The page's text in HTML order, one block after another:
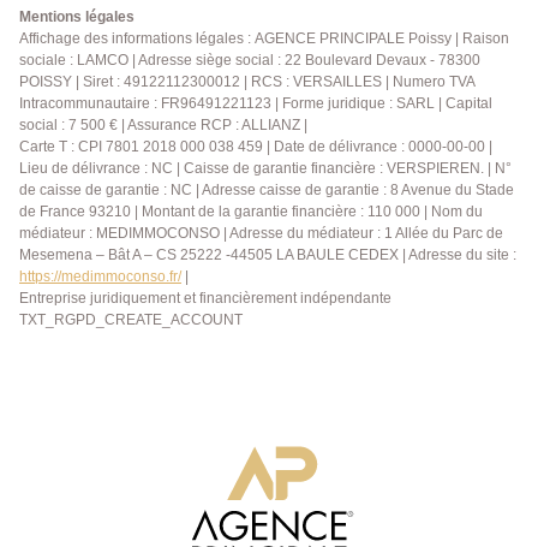
froide et chaude, chauffage et entretien parties
communes). Dépôt de garantie 2476.00€ Honoraires
Agence 786.00€ (visites, étude du dossier, rédaction
du bail et état des lieux). AGENCE PRINCIPALE :
01.30.06.69.69
Mentions légales
Affichage des informations légales : AGENCE PRINCIPALE Poissy | Raison
sociale : LAMCO | Adresse siège social : 22 Boulevard Devaux - 78300
POISSY | Siret : 49122112300012 | RCS : VERSAILLES | Numero TVA
Intracommunautaire : FR96491221123 | Forme juridique : SARL | Capital
social : 7 500 € | Assurance RCP : ALLIANZ |
Carte T : CPI 7801 2018 000 038 459 | Date de délivrance : 0000-00-00 |
Lieu de délivrance : NC | Caisse de garantie financière : VERSPIEREN. | N°
de caisse de garantie : NC | Adresse caisse de garantie : 8 Avenue du Stade
de France 93210 | Montant de la garantie financière : 110 000 | Nom du
médiateur : MEDIMMOCONSO | Adresse du médiateur : 1 Allée du Parc de
Mesemena – Bât A – CS 25222 -44505 LA BAULE CEDEX | Adresse du site :
https://medimmoconso.fr/|
Entreprise juridiquement et financièrement indépendante
TXT_RGPD_CREATE_ACCOUNT